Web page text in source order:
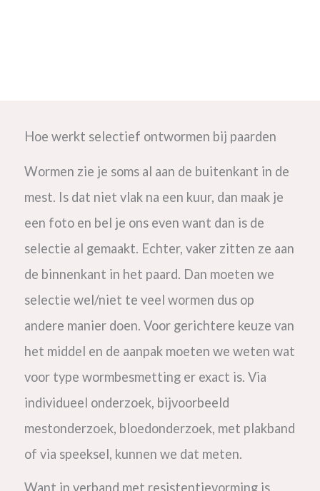
Hoe werkt selectief ontwormen bij paarden
Wormen zie je soms al aan de buitenkant in de
mest. Is dat niet vlak na een kuur, dan maak je
een foto en bel je ons even want dan is de
selectie al gemaakt. Echter, vaker zitten ze aan
de binnenkant in het paard. Dan moeten we
selectie wel/niet te veel wormen dus op
andere manier doen. Voor gerichtere keuze van
het middel en de aanpak moeten we weten wat
voor type wormbesmetting er exact is. Via
individueel onderzoek, bijvoorbeeld
mestonderzoek, bloedonderzoek, met plakband
of via speeksel, kunnen we dat meten.
Want in verband met resistentievorming is